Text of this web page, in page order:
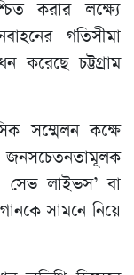
করার লক্ষ্যে
গতিসীমা
করেছে চট্টগ্রাম
সম্মেলন কক্ষে
জনসচেতনতামূলক
সেভ লাইভস’ বা
সামনে নিয়ে